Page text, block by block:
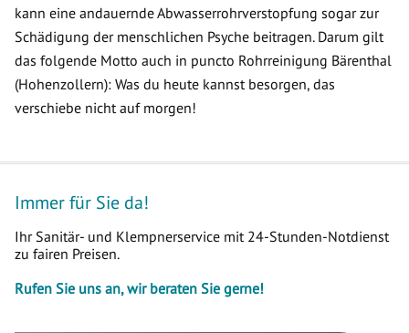
kann eine andauernde Abwasserrohrverstopfung sogar zur
Schädigung der menschlichen Psyche beitragen. Darum gilt
das folgende Motto auch in puncto Rohrreinigung Bärenthal
(Hohenzollern): Was du heute kannst besorgen, das
verschiebe nicht auf morgen!
Immer für Sie da!
Ihr Sanitär- und Klempnerservice mit 24-Stunden-Notdienst
zu fairen Preisen.
Rufen Sie uns an, wir beraten Sie gerne!